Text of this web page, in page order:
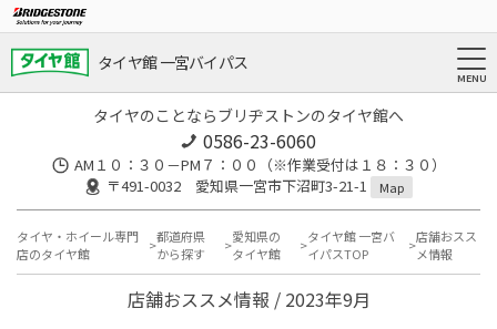
タイヤ館 一宮バイパス
タイヤのことならブリヂストンのタイヤ館へ
0586-23-6060
AM１０：３０－PM７：００（※作業受付は１８：３０）
〒491-0032 愛知県一宮市下沼町3-21-1
Map
タイヤ・ホイール専門
店のタイヤ館
都道府県
から探す
愛知県の
タイヤ館
タイヤ館 一宮バ
イパスTOP
店舗おスス
メ情報
店舗おススメ情報 / 2023年9月